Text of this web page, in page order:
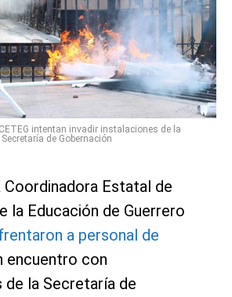
intentan invadir instalaciones de la
Secretaría de Gobernación
Estatal de
la Educación de Guerrero
a personal de
encuentro con
la Secretaría de